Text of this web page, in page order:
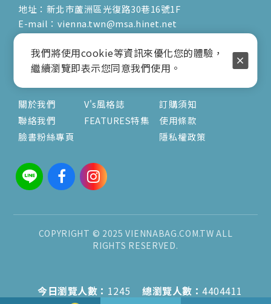
地址：新北市蘆洲區光復路30巷16號1F
E-mail：vienna.twn@msa.hinet.net
營業時間：9:00am-17:00pm
( 公休日詳見臉書粉專置頂文 )
關於我們
聯絡我們
臉書粉絲專頁
V's風格誌
FEATURES特集
訂購須知
使用條款
隱私權政策
COPYRIGHT © 2025 VIENNABAG.COM.TW ALL
RIGHTS RESERVED.
今日瀏覽人數： 1245 總瀏覽人數：4404411
我們將使用cookie等資訊來優化您的體驗，
繼續瀏覽即表示您同意我們使用。